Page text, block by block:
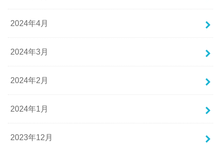
2024年4月
2024年3月
2024年2月
2024年1月
2023年12月